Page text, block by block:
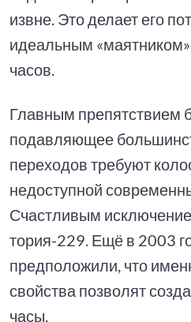
извне. Это делает его
идеальным
часов.
Главным препятствием
подавляющее
переходов требуют
недоступной
Счастливым
тория-229. Ещё в 2003
предположили, что
свойства позволят
часы.